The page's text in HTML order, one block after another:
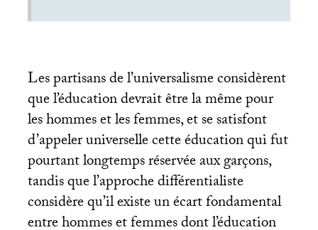
Les partisans de l’universalisme considèrent
que l’éducation devrait être la même pour
les hommes et les femmes, et se satisfont
d’appeler universelle cette éducation qui fut
pourtant longtemps réservée aux garçons,
tandis que l’approche différentialiste
considère qu’il existe un écart fondamental
entre hommes et femmes dont l’éducation